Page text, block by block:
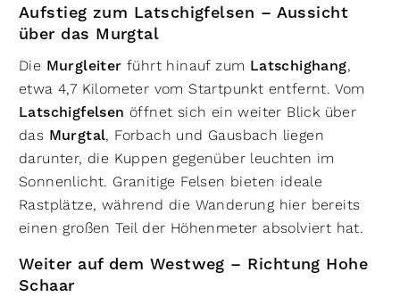
Aufstieg zum Latschigfelsen – Aussicht
über das Murgtal
Die Murgleiter führt hinauf zum Latschighang,
etwa 4,7 Kilometer vom Startpunkt entfernt. Vom
Latschigfelsen öffnet sich ein weiter Blick über
das Murgtal, Forbach und Gausbach liegen
darunter, die Kuppen gegenüber leuchten im
Sonnenlicht. Granitige Felsen bieten ideale
Rastplätze, während die Wanderung hier bereits
einen großen Teil der Höhenmeter absolviert hat.
Weiter auf dem Westweg – Richtung Hohe
Schaar